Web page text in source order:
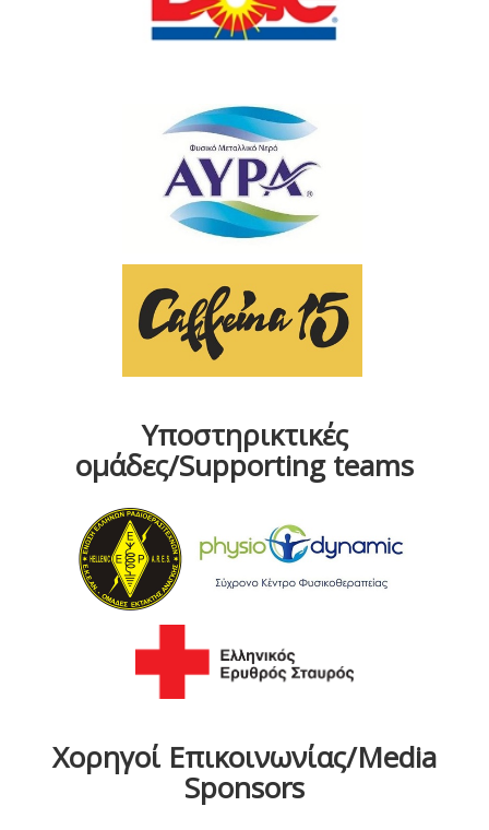
Υποστηρικτικές
ομάδες/Supporting teams
Χορηγοί Επικοινωνίας/Media
Sponsors